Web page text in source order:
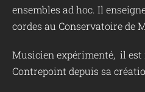
ensembles ad hoc. Il
cordes au Conservatoire de
Musicien expérimenté, il est
Contrepoint depuis sa